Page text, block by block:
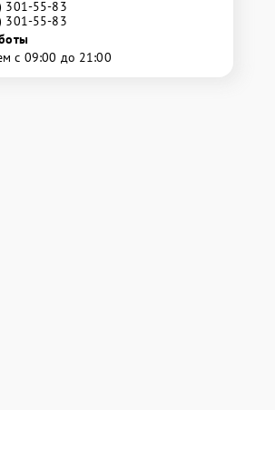
301-55-83
301-55-83
с 09:00 до 21:00